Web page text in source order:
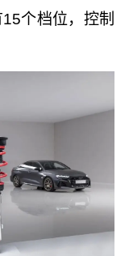
个档位，控制